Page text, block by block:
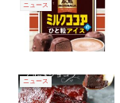
ニュース
ニュース